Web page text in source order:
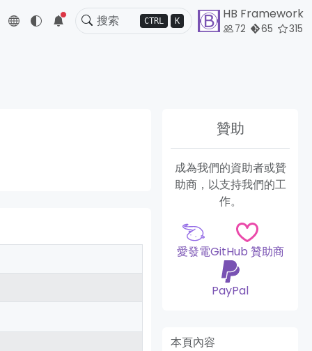
5 CTRL K HB Framework
72 65 315
贊助
成為我們的資助者或贊
助商，以支持我們的工
作。
愛發電GitHub 贊助商
PayPal
本頁內容